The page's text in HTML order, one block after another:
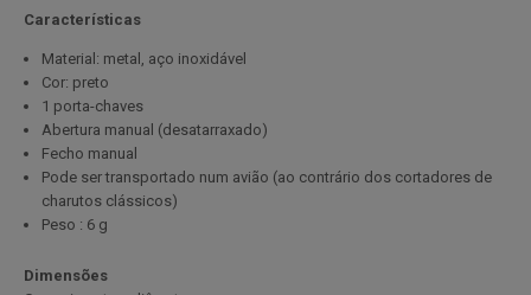
Características
Material: metal, aço inoxidável
Cor: preto
1 porta-chaves
Abertura manual (desatarraxado)
Fecho manual
Pode ser transportado num avião (ao contrário dos cortadores de
charutos clássicos)
Peso : 6 g
Dimensões